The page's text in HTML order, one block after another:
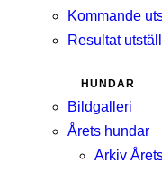
Kommande
Resultat
HUNDAR
Bildgalleri
Årets hundar
Arkiv